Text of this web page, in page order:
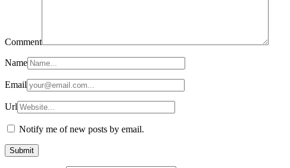
Comment
Name
Email
Url
Notify me of new posts by email.